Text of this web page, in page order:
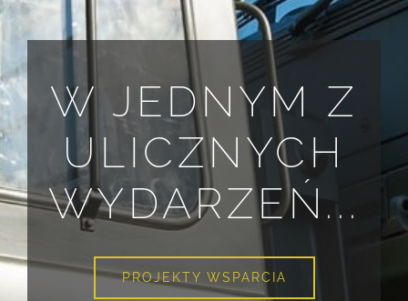
W JEDNYM Z
ULICZNYCH
WYDARZEŃ...
PROJEKTY WSPARCIA